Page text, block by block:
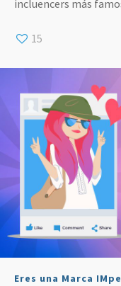
incluencers más
15
Eres una Marca